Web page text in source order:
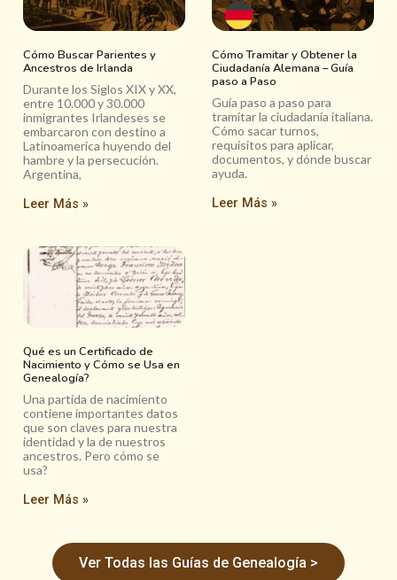
Cómo Buscar Parientes y
Ancestros de Irlanda
Durante los Siglos XIX y XX,
entre 10.000 y 30.000
inmigrantes Irlandeses se
embarcaron con destino a
Latinoamerica huyendo del
hambre y la persecución.
Argentina,
Leer Más »
Cómo Tramitar y Obtener la
Ciudadanía Alemana – Guía
paso a Paso
Guía paso a paso para
tramitar la ciudadanía italiana.
Cómo sacar turnos,
requisitos para aplicar,
documentos, y dónde buscar
ayuda.
Leer Más »
Qué es un Certificado de
Nacimiento y Cómo se Usa en
Genealogía?
Una partida de nacimiento
contiene importantes datos
que son claves para nuestra
identidad y la de nuestros
ancestros. Pero cómo se
usa?
Leer Más »
Ver Todas las Guías de Genealogía >